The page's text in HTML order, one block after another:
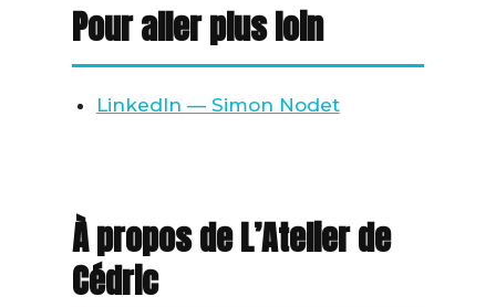
Pour aller plus loin
LinkedIn — Simon Nodet
À propos de L’Atelier de
Cédric